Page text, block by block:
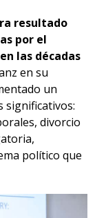
resultado
por el
las décadas
en su
un
significativos:
divorcio
político que